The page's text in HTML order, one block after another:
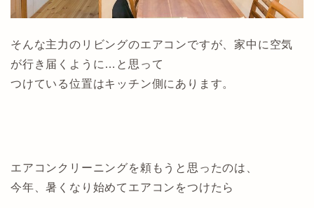
そんな主力のリビングのエアコンですが、家中に空気
が行き届くように…と思って
つけている位置はキッチン側にあります。
エアコンクリーニングを頼もうと思ったのは、
今年、暑くなり始めてエアコンをつけたら